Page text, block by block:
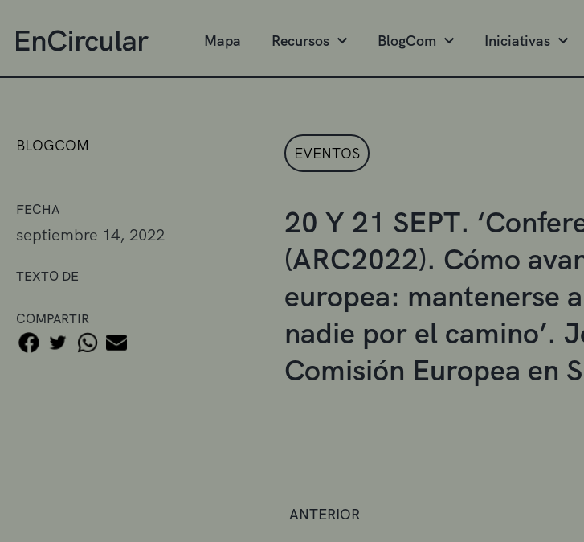
Mapa Recursos BlogCom Iniciativas
BLOGCOM
FECHA
septiembre 14, 2022
TEXTO DE
COMPARTIR
EVENTOS
20 Y 21 SEPT.
(ARC2022). Cómo
europea: mantenerse
nadie por el camino’.
Comisión Europea en
ANTERIOR